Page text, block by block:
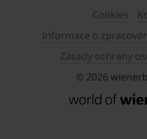
Cookies
Informace o
Zásady ochrany
© 2026